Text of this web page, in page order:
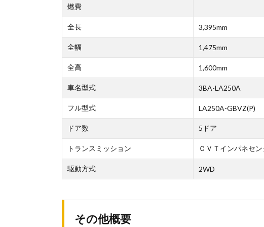
燃費
全長 3,395mm
全幅 1,475mm
全高 1,600mm
車名型式 3BA-LA250A
フル型式 LA250A-GBVZ(P)
ドア数 5ドア
トランスミッション ＣＶＴインパネセ
駆動方式 2WD
その他概要